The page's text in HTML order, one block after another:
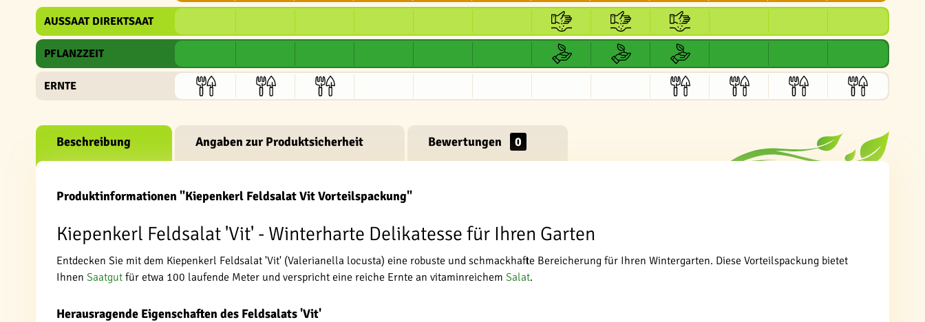
AUSSAAT DIREKTSAAT
PFLANZZEIT
ERNTE
Beschreibung Angaben zur Produktsicherheit Bewertungen 0
Produktinformationen "Kiepenkerl Feldsalat Vit Vorteilspackung"
Kiepenkerl Feldsalat 'Vit' - Winterharte Delikatesse für Ihren Garten
Entdecken Sie mit dem Kiepenkerl Feldsalat 'Vit' (Valerianella locusta) eine robuste und schmackhafte Bereicherung für Ihren Wintergarten. Diese Vorteilspackung bietet
Ihnen Saatgut für etwa 100 laufende Meter und verspricht eine reiche Ernte an vitaminreichem Salat.
Herausragende Eigenschaften des Feldsalats 'Vit'